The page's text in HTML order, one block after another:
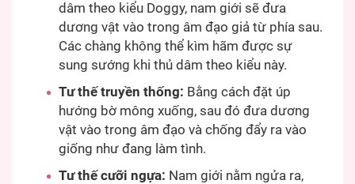
dâm theo kiểu Doggy, nam giới sẽ đưa
dương vật vào trong âm đạo giả từ phía sau.
Các chàng không thể kìm hãm được sự
sung sướng khi thủ dâm theo kiểu này.
Tư thế truyền thống: Bằng cách đặt úp
hướng bờ mông xuống, sau đó đưa dương
vật vào trong âm đạo và chống đẩy ra vào
giống như đang làm tình.
Tư thế cưỡi ngựa: Nam giới nằm ngửa ra,